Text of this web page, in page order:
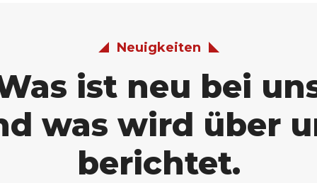
Neuigkeiten
ist neu bei
was wird über
berichtet.